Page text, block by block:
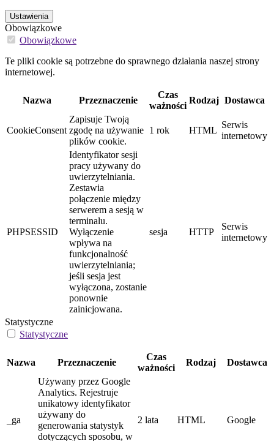
Ustawienia
Obowiązkowe
Obowiązkowe
Te pliki cookie są potrzebne do sprawnego działania naszej strony
internetowej.
Nazwa Przeznaczenie
Czas
ważności
Rodzaj Dostawca
CookieConsent
Zapisuje Twoją
zgodę na używanie
plików cookie.
1 rok HTML
Serwis
internetowy
PHPSESSID
Identyfikator sesji
pracy używany do
uwierzytelniania.
Zestawia
połączenie między
serwerem a sesją w
terminalu.
Wyłączenie
wpływa na
funkcjonalność
uwierzytelniania;
jeśli sesja jest
wyłączona, zostanie
ponownie
zainicjowana.
sesja HTTP
Serwis
internetowy
Statystyczne
Statystyczne
Nazwa Przeznaczenie
Czas
ważności
Rodzaj Dostawca
_ga
Używany przez Google
Analytics. Rejestruje
unikatowy identyfikator
używany do
generowania statystyk
dotyczących sposobu, w
2 lata HTML Google